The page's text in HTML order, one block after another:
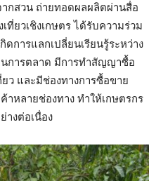
กสวน ถ่ายทอดผลผลิตผ่านสื่อ
ที่ยวเชิงเกษตร ได้รับความร่วม
การแลกเปลี่ยนเรียนรู้ระหว่าง
นการตลาด มีการทำสัญญาซื้อ
ว และมีช่องทางการซื้อขาย
หลายช่องทาง ทำให้เกษตรกร
างต่อเนื่อง